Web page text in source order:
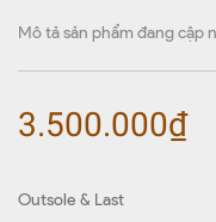
Mô tả sản phẩm đang cập
3.500.000₫
Outsole & Last